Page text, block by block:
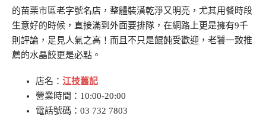
的苗栗市區老字號名店，整體裝潢乾淨又明亮，尤其用餐時段
生意好的時候，直接滿到外面要排隊，在網路上更是擁有9千
則評論，足見人氣之高！而且不只是餛飩受歡迎，老饕一致推
薦的水晶餃更是必點。
店名： 江技舊記
營業時間：10:00-20:00
電話號碼：03 732 7803